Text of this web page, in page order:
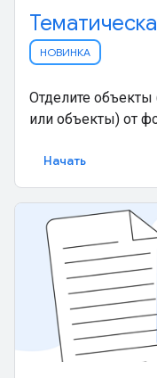
НОВИНКА
Отделите
или объекты) от
Начать